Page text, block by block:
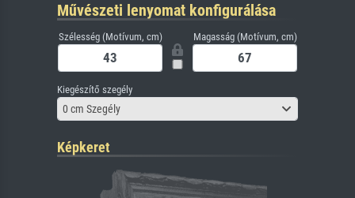
Művészeti lenyomat konfigurálása
Szélesség (Motívum, cm) Magasság (Motívum, cm)
Kiegészítő szegély
0 cm Szegély
Képkeret